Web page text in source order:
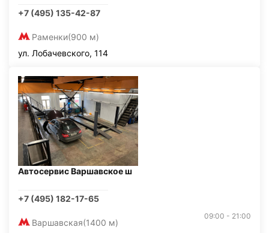
+7 (495) 135-42-87
Раменки(900 м)
ул. Лобачевского, 114
Автосервис Варшавское ш
+7 (495) 182-17-65
Варшавская(1400 м)
09:00 - 21:00